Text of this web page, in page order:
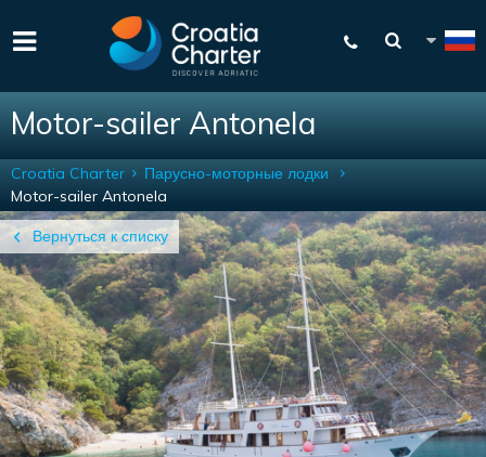
Motor-sailer Antonela
Вернуться к списку
Croatia Charter
Парусно-моторные лодки
Motor-sailer Antonela